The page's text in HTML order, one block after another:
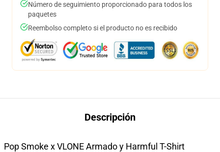
Número de seguimiento proporcionado para todos los
paquetes
Reembolso completo si el producto no es recibido
Descripción
Pop Smoke x VLONE Armado y Harmful T-Shirt